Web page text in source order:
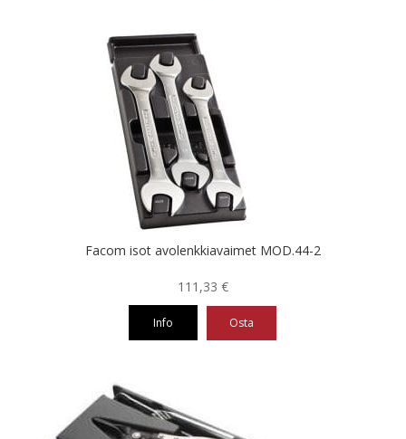
Facom isot avolenkkiavaimet MOD.44-2
111,33 €
Info Osta